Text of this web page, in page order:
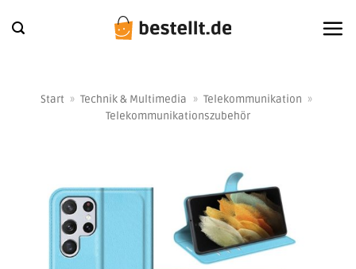
Inhalt
Start » Technik & Multimedia » Telekommunikation »
Telekommunikationszubehör